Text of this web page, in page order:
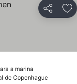
Partilhar
a marina
de Copenhague